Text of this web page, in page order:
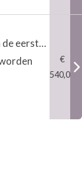
eerste
€
540,00